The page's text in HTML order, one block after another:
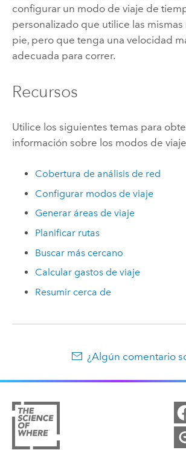
configurar un modo de viaje de
personalizado que utilice las mismas
pie, pero que tenga una velocidad
adecuada para correr.
Recursos
Utilice los siguientes temas para
información sobre los modos de
Cobertura de análisis de red
Configurar modos de viaje
Generar áreas de viaje
Planificar rutas
Buscar más cercano
Calcular gastos de viaje
Resumir cerca de
¿Algún comentario